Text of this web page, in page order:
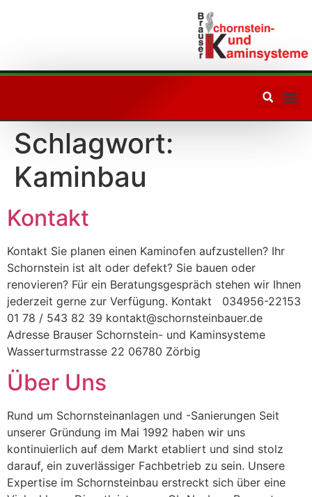
Schlagwort:
Kaminbau
Kontakt
Kontakt Sie planen einen Kaminofen aufzustellen? Ihr
Schornstein ist alt oder defekt? Sie bauen oder
renovieren? Für ein Beratungsgespräch stehen wir Ihnen
jederzeit gerne zur Verfügung. Kontakt 034956-22153
01 78 / 543 82 39 kontakt@schornsteinbauer.de
Adresse Brauser Schornstein- und Kaminsysteme
Wasserturmstrasse 22 06780 Zörbig
Über Uns
Rund um Schornsteinanlagen und -Sanierungen Seit
unserer Gründung im Mai 1992 haben wir uns
kontinuierlich auf dem Markt etabliert und sind stolz
darauf, ein zuverlässiger Fachbetrieb zu sein. Unsere
Expertise im Schornsteinbau erstreckt sich über eine